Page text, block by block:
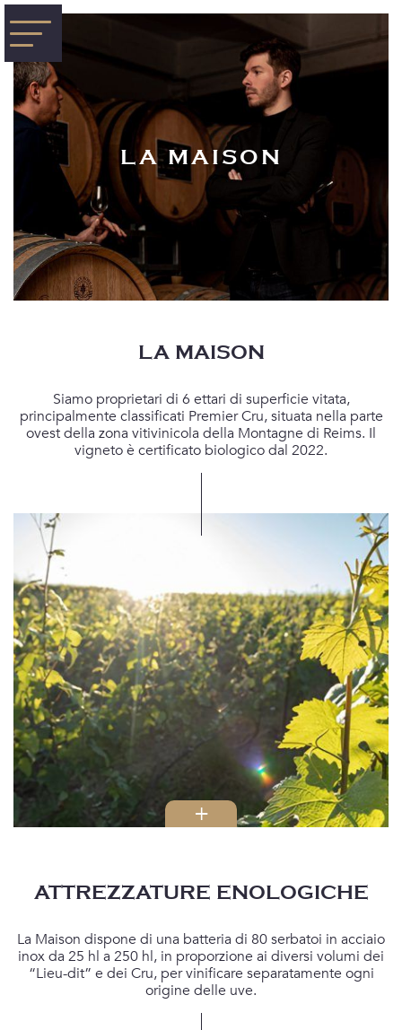
LA MAISON
LA MAISON
Siamo proprietari di 6 ettari di superficie vitata,
principalmente classificati Premier Cru, situata nella parte
ovest della zona vitivinicola della Montagne di Reims. Il
vigneto è certificato biologico dal 2022.
I vigneti della Maison si trova nei seguenti Cru: Villedommange; Pargny les
Reims; Jouy les Reims; Coulommes la Montagne; Vrigny.
Vitigni: 60% Meunier, 30% Pinot Nero, 10% Chardonnay.
Età media delle vigne: 35 anni
ATTREZZATURE ENOLOGICHE
La Maison dispone di una batteria di 80 serbatoi in acciaio
inox da 25 hl a 250 hl, in proporzione ai diversi volumi dei
“Lieu-dit” e dei Cru, per vinificare separatamente ogni
origine delle uve.